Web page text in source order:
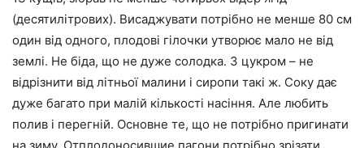
(десятилітрових). Висаджувати потрібно не менше 80 см
один від одного, плодові гілочки утворює мало не від
землі. Не біда, що не дуже солодка. З цукром – не
відрізнити від літньої малини і сиропи такі ж. Соку дає
дуже багато при малій кількості насіння. Але любить
полив і перегній. Основне те, що не потрібно пригинати